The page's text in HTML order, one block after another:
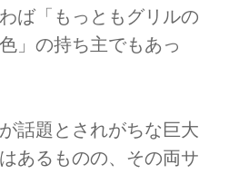
ば「もっともグリルの
」の持ち主でもあっ
話題とされがちな巨大
あるものの、その両サ